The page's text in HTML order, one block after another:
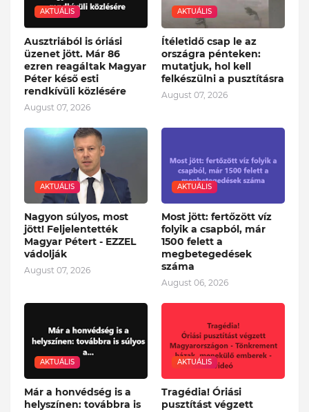
AKTUÁLIS
Ausztriából is óriási
üzenet jött. Már 86
ezren reagáltak Magyar
Péter késő esti
rendkívüli közlésére
August 07, 2026
AKTUÁLIS
Ítéletidő csap le az
országra pénteken:
mutatjuk, hol kell
felkészülni a pusztításra
August 07, 2026
AKTUÁLIS
Nagyon súlyos, most
jött! Feljelentették
Magyar Pétert - EZZEL
vádolják
August 07, 2026
AKTUÁLIS
Most jött: fertőzött víz
folyik a csapból, már
1500 felett a
megbetegedések
száma
August 06, 2026
AKTUÁLIS
Már a honvédség is a
helyszínen: továbbra is
AKTUÁLIS
Tragédia! Óriási
pusztítást végzett